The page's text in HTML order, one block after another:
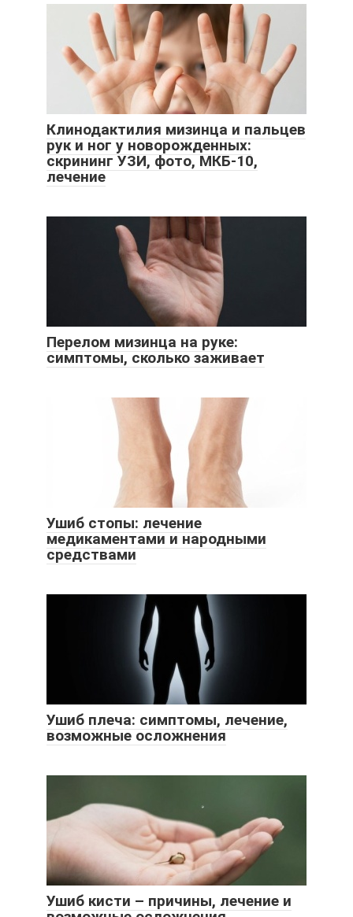
Клинодактилия мизинца и пальцев
рук и ног у новорожденных:
скрининг УЗИ, фото, МКБ-10,
лечение
Перелом мизинца на руке:
симптомы, сколько заживает
Ушиб стопы: лечение
медикаментами и народными
средствами
Ушиб плеча: симптомы, лечение,
возможные осложнения
Ушиб кисти – причины, лечение и